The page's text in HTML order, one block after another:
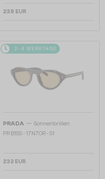
238 EUR
2-4 WERKTAGE
PRADA — Sonnenbrillen
PR B15S - 17N70R - 51
232 EUR